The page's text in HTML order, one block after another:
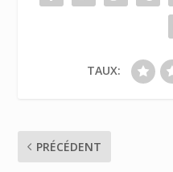
TAUX:
PRÉCÉDENT